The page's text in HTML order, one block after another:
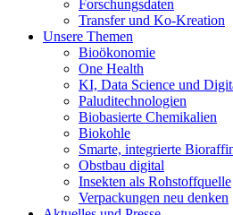
Forschungsdaten
Transfer und Ko-Kreation
Unsere Themen
Bioökonomie
One Health
KI, Data Science und
Paluditechnologien
Biobasierte Chemikalien
Biokohle
Smarte, integrierte
Obstbau digital
Insekten als Rohstoffquelle
Verpackungen neu denken